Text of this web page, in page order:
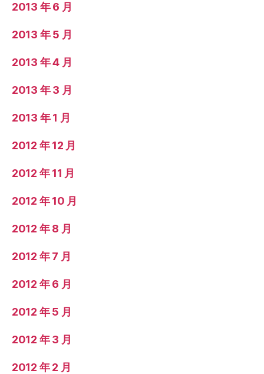
2013 年 6 月
2013 年 5 月
2013 年 4 月
2013 年 3 月
2013 年 1 月
2012 年 12 月
2012 年 11 月
2012 年 10 月
2012 年 8 月
2012 年 7 月
2012 年 6 月
2012 年 5 月
2012 年 3 月
2012 年 2 月